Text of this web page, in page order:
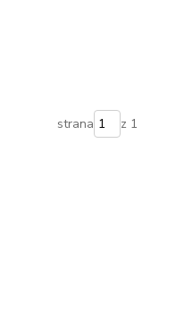
strana z 1